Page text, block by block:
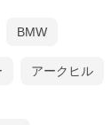
BMW
アークヒル